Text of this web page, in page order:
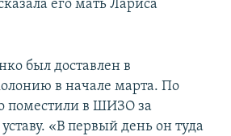
его мать Лариса
был доставлен в
в начале марта. По
поместили в ШИЗО за
«В первый день он туда